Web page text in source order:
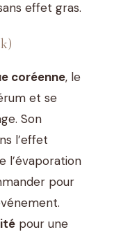
effet gras.
coréenne, le
et se
Son
l’effet
l’évaporation
pour
pour une